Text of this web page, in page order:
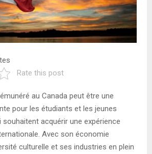
Rate this post
au Canada peut être une
pour les étudiants et les jeunes
acquérir une expérience
Avec son économie
culturelle et ses industries en plein